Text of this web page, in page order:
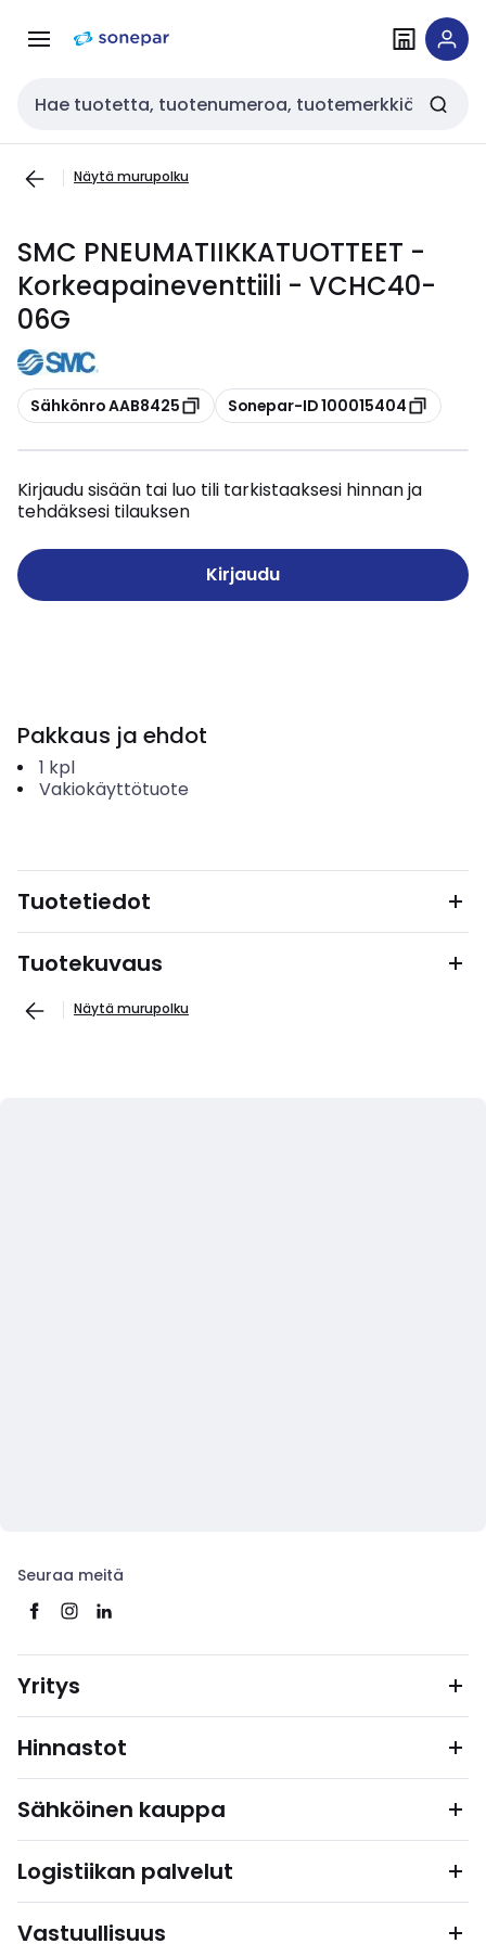
navigointiinsisältöön
Haku
Näytä murupolku
SMC PNEUMATIIKKATUOTTEET -
Korkeapaineventtiili - VCHC40-
06G
Kopioi
Sähkönro AAB8425 Kopioi
Sonepar-ID 100015404
Kirjaudu sisään tai luo tili tarkistaaksesi hinnan ja
tehdäksesi tilauksen
Kirjaudu
Pakkaus ja ehdot
1 kpl
Vakiokäyttötuote
Tuotetiedot
Tuotekuvaus
Näytä murupolku
Seuraa meitä
Yritys
Hinnastot
Sähköinen kauppa
Logistiikan palvelut
Vastuullisuus